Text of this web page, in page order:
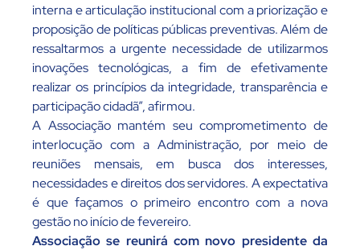
interna e articulação institucional com a priorização e
proposição de políticas públicas preventivas. Além de
ressaltarmos a urgente necessidade de utilizarmos
inovações tecnológicas, a fim de efetivamente
realizar os princípios da integridade, transparência e
participação cidadã”, afirmou.
A Associação mantém seu comprometimento de
interlocução com a Administração, por meio de
reuniões mensais, em busca dos interesses,
necessidades e direitos dos servidores. A expectativa
é que façamos o primeiro encontro com a nova
gestão no início de fevereiro.
Associação se reunirá com novo presidente da